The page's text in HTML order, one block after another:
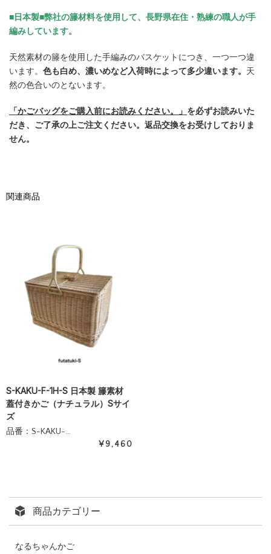
■日本製■弊社の籐材料を使用して、長野県在住・熟練の職人が手
編みしています。
天然素材の籐を使用した手編みのバスケットにつき、一つ一つ違
います。 色も白め、濃いめなど入荷時によって多少違います。 天
然の色合いのとないます。
「かごバッグをご購入前にお読みください。」 を必ずお読みいた
だき、ご了承の上ご注文ください。返品交換をお受けしておりま
せん。
関連商品
S-KAKU-F-1H-S 日本製 籐素材
蓋付きかご（ナチュラル）Sサイ
ズ
品番：S-KAKU-…
¥9,460
商品カテゴリー
なるちゃんかご